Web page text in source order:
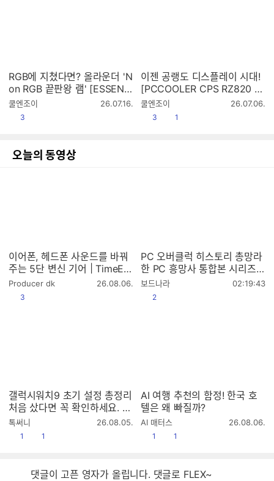
RGB에 지쳤다면? 올라운더 'N
on RGB 끝판왕 램' [ESSENC
ORE KLEVV DDR56000 CL
30 BOLT V 패키지 서린]
쿨엔조이
작
26.07.16.
공감
3
이젠 공랭도 디스플레이 시대!
[PCCOOLER CPS RZ820 Di
splay]
쿨엔조이
작
26.07.06.
공감
3 1
오늘의 동영상
이어폰, 헤드폰 사운드를 바꿔
주는 5단 변신 기어 | TimeEar
TECΩ
Producer dk
작
26.08.06.
공감
3
PC 오버클럭 히스토리 총망라
한 PC 흥망사 통합본 시리즈
오버클럭 특집(14편)
보드나라
작
02:19:43
공감
2
갤럭시워치9 초기 설정 총정리
처음 샀다면 꼭 확인하세요. 같
이 세팅해요!
톡써니
작
26.08.05.
1 1
AI 여행 추천의 함정! 한국 호
텔은 왜 빠질까?
AI 매터스
작
26.08.06.
1 1
댓글이 고픈 영자가 올립니다. 댓글로 FLEX~